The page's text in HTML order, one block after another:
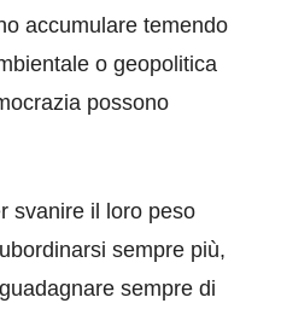
accumulare temendo
o geopolitica
possono
svanire il loro peso
sempre più,
sempre di